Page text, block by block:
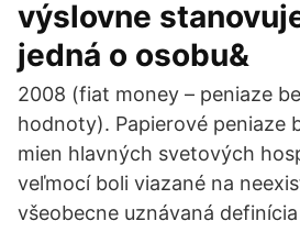
výslovne
jedná o osobu&
2008 (fiat money – peniaze
hodnoty). Papierové peniaze
mien hlavných svetových
veľmocí boli viazané na
všeobecne uznávaná